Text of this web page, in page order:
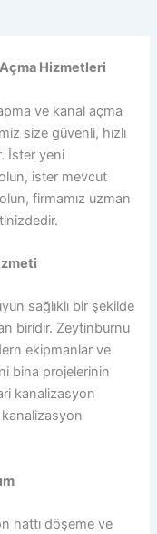
Hizmetleri
ve kanal açma
size güvenli, hızlı
İster yeni
ister mevcut
firmamız uzman
sağlıklı bir şekilde
biridir. Zeytinburnu
ekipmanlar ve
bina projelerinin
kanalizasyon
kanalizasyon
hattı döşeme ve